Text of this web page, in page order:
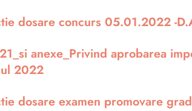
dosare concurs 05.01.2022 -
anexe_Privind aprobarea
2022
dosare examen promovare